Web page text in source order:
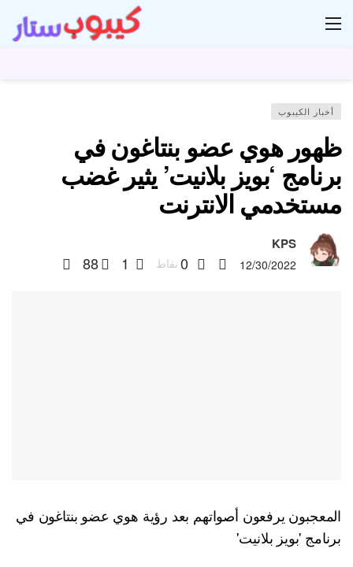
أخبار الكيبوب
ظهور هوي عضو بنتاغون في
برنامج ‘بويز بلانيت’ يثير غضب
مستخدمي الانترنت
KPS
12/30/2022
0 نقاط 1
88
المعجبون يرفعون أصواتهم بعد رؤية هوي عضو بنتاغون في
برنامج 'بويز بلانيت'